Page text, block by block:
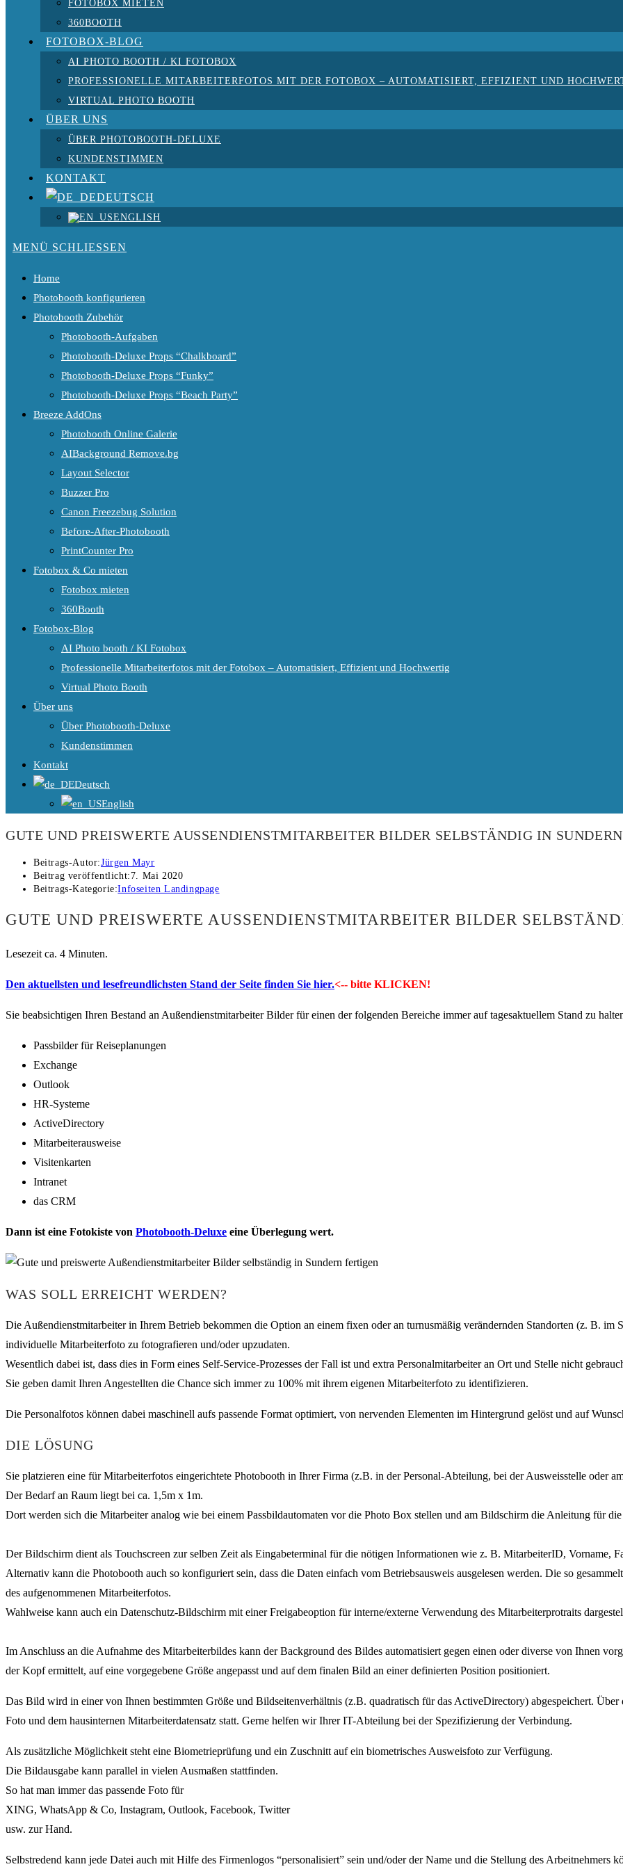
FOTOBOX MIETEN
360BOOTH
FOTOBOX-BLOG
AI PHOTO BOOTH / KI FOTOBOX
PROFESSIONELLE MITARBEITERFOTOS MIT DER FOTOBOX – AUTOMATISIERT, EFFIZIENT UND
VIRTUAL PHOTO BOOTH
ÜBER UNS
ÜBER PHOTOBOOTH-DELUXE
KUNDENSTIMMEN
KONTAKT
DEUTSCH
ENGLISH
MENÜ SCHLIESSEN
Home
Photobooth konfigurieren
Photobooth Zubehör
Photobooth-Aufgaben
Photobooth-Deluxe Props “Chalkboard”
Photobooth-Deluxe Props “Funky”
Photobooth-Deluxe Props “Beach Party”
Breeze AddOns
Photobooth Online Galerie
AIBackground Remove.bg
Layout Selector
Buzzer Pro
Canon Freezebug Solution
Before-After-Photobooth
PrintCounter Pro
Fotobox & Co mieten
Fotobox mieten
360Booth
Fotobox-Blog
AI Photo booth / KI Fotobox
Professionelle Mitarbeiterfotos mit der Fotobox – Automatisiert, Effizient und Hochwertig
Virtual Photo Booth
Über uns
Über Photobooth-Deluxe
Kundenstimmen
Kontakt
Deutsch
English
GUTE UND PREISWERTE AUSSENDIENSTMITARBEITER BILDER SELBSTÄNDIG IN SUNDERN
Beitrags-Autor:Jürgen Mayr
Beitrag veröffentlicht: 7. Mai 2020
Beitrags-Kategorie:Infoseiten Landingpage
GUTE UND PREISWERTE AUSSENDIENSTMITARBEITER BILDER
Lesezeit ca. 4 Minuten.
Den aktuellsten und lesefreundlichsten Stand der Seite finden Sie hier.<-- bitte KLICKEN!
Sie beabsichtigen Ihren Bestand an Außendienstmitarbeiter Bilder für einen der folgenden Bereiche immer auf tagesaktuellem Stand zu
Passbilder für Reiseplanungen
Exchange
Outlook
HR-Systeme
ActiveDirectory
Mitarbeiterausweise
Visitenkarten
Intranet
das CRM
Dann ist eine Fotokiste von Photobooth-Deluxe eine Überlegung wert.
WAS SOLL ERREICHT WERDEN?
Die Außendienstmitarbeiter in Ihrem Betrieb bekommen die Option an einem fixen oder an turnusmäßig verändernden Standorten (z. B. im
individuelle Mitarbeiterfoto zu fotografieren und/oder upzudaten.
Wesentlich dabei ist, dass dies in Form eines Self-Service-Prozesses der Fall ist und extra Personalmitarbeiter an Ort und Stelle nicht
Sie geben damit Ihren Angestellten die Chance sich immer zu 100% mit ihrem eigenen Mitarbeiterfoto zu identifizieren.
Die Personalfotos können dabei maschinell aufs passende Format optimiert, von nervenden Elementen im Hintergrund gelöst und auf
DIE LÖSUNG
Sie platzieren eine für Mitarbeiterfotos eingerichtete Photobooth in Ihrer Firma (z.B. in der Personal-Abteilung, bei der Ausweisstelle oder
Der Bedarf an Raum liegt bei ca. 1,5m x 1m.
Dort werden sich die Mitarbeiter analog wie bei einem Passbildautomaten vor die Photo Box stellen und am Bildschirm die Anleitung für
Der Bildschirm dient als Touchscreen zur selben Zeit als Eingabeterminal für die nötigen Informationen wie z. B. MitarbeiterID, Vorname,
Alternativ kann die Photobooth auch so konfiguriert sein, dass die Daten einfach vom Betriebsausweis ausgelesen werden. Die so
des aufgenommenen Mitarbeiterfotos.
Wahlweise kann auch ein Datenschutz-Bildschirm mit einer Freigabeoption für interne/externe Verwendung des Mitarbeiterprotraits
Im Anschluss an die Aufnahme des Mitarbeiterbildes kann der Background des Bildes automatisiert gegen einen oder diverse von Ihnen
der Kopf ermittelt, auf eine vorgegebene Größe angepasst und auf dem finalen Bild an einer definierten Position positioniert.
Das Bild wird in einer von Ihnen bestimmten Größe und Bildseitenverhältnis (z.B. quadratisch für das ActiveDirectory) abgespeichert.
Foto und dem hausinternen Mitarbeiterdatensatz statt. Gerne helfen wir Ihrer IT-Abteilung bei der Spezifizierung der Verbindung.
Als zusätzliche Möglichkeit steht eine Biometrieprüfung und ein Zuschnitt auf ein biometrisches Ausweisfoto zur Verfügung.
Die Bildausgabe kann parallel in vielen Ausmaßen stattfinden.
So hat man immer das passende Foto für
XING, WhatsApp & Co, Instagram, Outlook, Facebook, Twitter
usw. zur Hand.
Selbstredend kann jede Datei auch mit Hilfe des Firmenlogos “personalisiert” sein und/oder der Name und die Stellung des Arbeitnehmers